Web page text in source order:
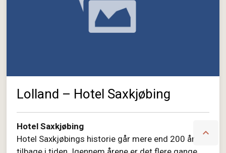
Lolland – Hotel Saxkjøbing
Hotel Saxkjøbing
Hotel Saxkjøbings historie går mere end 200 år
